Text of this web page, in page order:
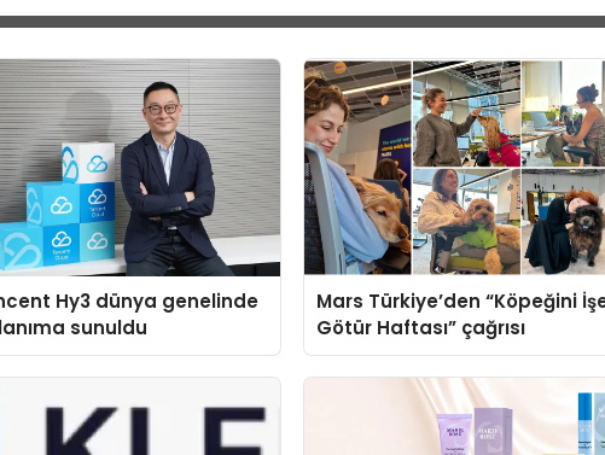
Hy3 dünya genelinde
sunuldu
Mars Türkiye’den “Köpeğini
Götür Haftası” çağrısı